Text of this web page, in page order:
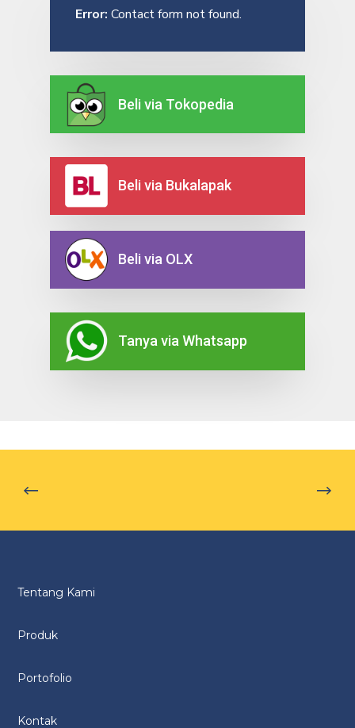
Error: Contact form not found.
Beli via Tokopedia
Beli via Bukalapak
Beli via OLX
Tanya via Whatsapp
Tentang Kami
Produk
Portofolio
Kontak